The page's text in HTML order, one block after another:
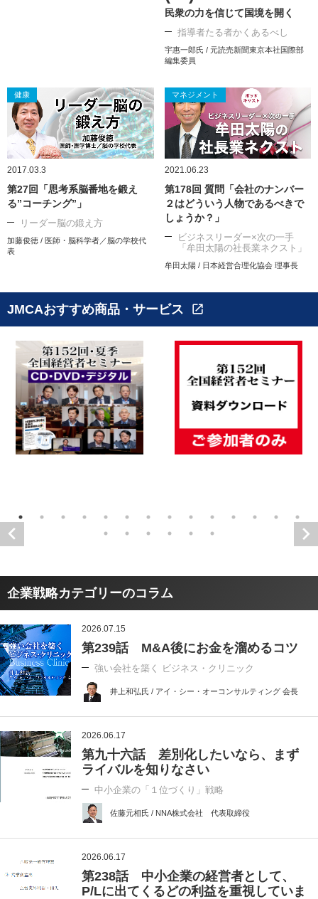
民衆の力を信じて国境を開く
指導者たる者かくあるべし
宇惠一郎氏 / 元読売新聞東京本社国際部
編集委員
健康
2017.03.3
第27回「思考系脳番地を鍛え
る”コーチング”」
リーダー脳の鍛え方
加藤俊徳 / 医師・脳科学者／脳の学校代
表
マネジメント
2021.06.23
第178回 質問「会社のナンバー
２はどういう人物であるべきで
しょうか？」
ビジネスリーダー×次の一手
「牟田太陽の社長業ネクスト」
牟田太陽 / 日本経営合理化協会 理事長
JMCAおすすめ商品・サービス open_in_new
企業戦略カテゴリーのコラム
2026.07.15
第239話 M&A後にお金を溜めるコツ
強い会社を築く ビジネス・クリニック
井上和弘氏 / アイ・シー・オーコンサルティング 会長
2026.06.17
第九十六話 差別化したいなら、まず
ライバルを知りなさい
中小企業の「１位づくり」戦略
佐藤元相氏 / NNA株式会社 代表取締役
2026.06.17
第238話 中小企業の経営者として、
P/Lに出てくるどの利益を重視していま